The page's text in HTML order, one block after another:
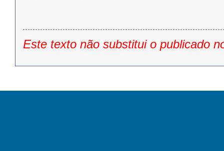
Este texto não substitui o publicado